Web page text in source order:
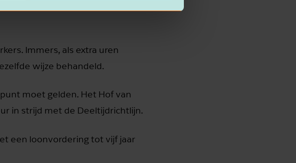
over een deel van de extra
Immers, als extra uren
wijze behandeld.
moet gelden. Het Hof van
in strijd met de Deeltijdrichtlijn.
een loonvordering tot vijf jaar